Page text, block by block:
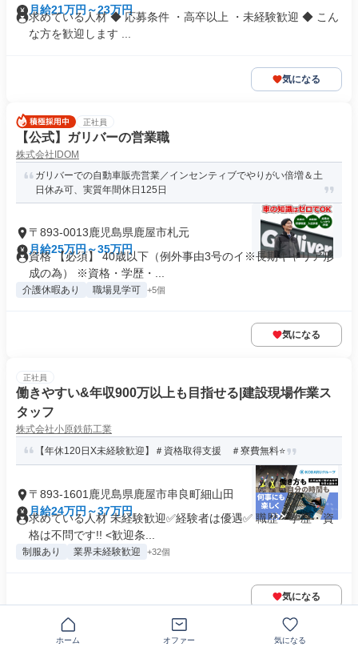
月給21万円～23万円
求めている人材 ◆ 応募条件 ・高卒以上 ・未経験歓迎 ◆ こん
な方を歓迎します ...
気になる
正社員
【公式】ガリバーの営業職
株式会社IDOM
ガリバーでの自動車販売営業／インセンティブでやりがい倍増＆土
日休み可、実質年間休日125日
〒893-0013鹿児島県鹿屋市札元
月給25万円～35万円
資格 【必須】 40歳以下（例外事由3号のイ※長期キャリア形
成の為） ※資格・学歴・...
介護休暇あり 職場見学可 +5個
気になる
正社員
働きやすい&年収900万以上も目指せる|建設現場作業ス
タッフ
株式会社小原鉄筋工業
【年休120日X未経験歓迎】＃資格取得支援 ＃寮費無料⭐️
〒893-1601鹿児島県鹿屋市串良町細山田
月給24万円～37万円
求めている人材 未経験歓迎✅経験者は優遇✅ 職歴・学歴・資
格は不問です!! <歓迎条...
制服あり 業界未経験歓迎 +32個
気になる
ホーム オファー 気になる